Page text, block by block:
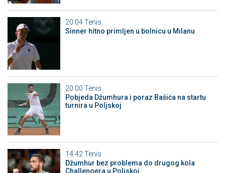
20:04Tenis
Sinner hitno primljen u bolnicu u Milanu
20:00 Tenis
Pobjeda Džumhura i poraz Bašića na startu
turnira u Poljskoj
14:42 Tenis
Džumhur bez problema do drugog kola
Challengera u Poljskoj